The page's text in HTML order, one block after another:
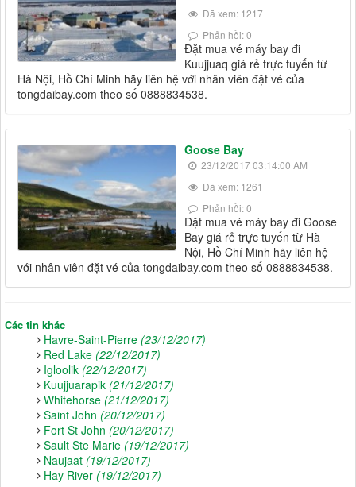
Đã xem: 1217
Phản hồi: 0
Đặt mua vé máy bay đi
Kuujjuaq giá rẻ trực tuyến từ
Hà Nội, Hồ Chí Minh hãy liên hệ với nhân viên đặt vé của
tongdaibay.com theo số 0888834538.
Goose Bay
23/12/2017 03:14:00 AM
Đã xem: 1261
Phản hồi: 0
Đặt mua vé máy bay đi Goose
Bay giá rẻ trực tuyến từ Hà
Nội, Hồ Chí Minh hãy liên hệ
với nhân viên đặt vé của tongdaibay.com theo số 0888834538.
Các tin khác
Havre-Saint-Pierre (23/12/2017)
Red Lake (22/12/2017)
Igloolik (22/12/2017)
Kuujjuarapik (21/12/2017)
Whitehorse (21/12/2017)
Saint John (20/12/2017)
Fort St John (20/12/2017)
Sault Ste Marie (19/12/2017)
Naujaat (19/12/2017)
Hay River (19/12/2017)